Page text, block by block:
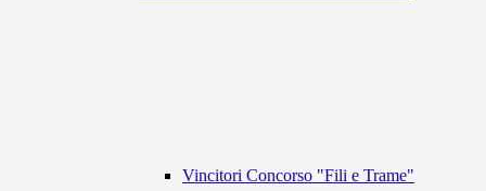
Vincitori Concorso "Fili e Trame"